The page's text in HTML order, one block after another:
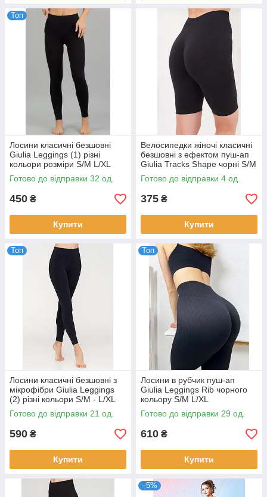
Топ
Лосини класичні безшовні
Giulia Leggings (1) різні
кольори розміри S/M L/XL
Готово до відправки 32 од.
450 ₴
Купити
Велосипедки жіночі класичні
безшовні з ефектом пуш-ап
Giulia Tracks Shape чорні S/M
L/XL
Готово до відправки 4 од.
375 ₴
Купити
Топ
Лосини класичні безшовні з
мікрофібри Giulia Leggings
(2) різні кольори S/M - L/XL
Готово до відправки 21 од.
590 ₴
Купити
Топ
Лосини в рубчик пуш-ап
Giulia Leggings Rib чорного
кольору S/M L/XL
Готово до відправки 29 од.
610 ₴
Купити
–5%